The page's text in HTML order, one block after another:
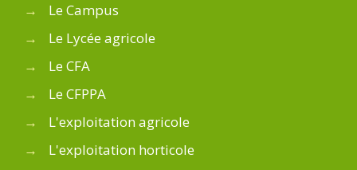
→
Le Campus
→
Le Lycée agricole
→
Le CFA
→
Le CFPPA
→
L'exploitation agricole
→
L'exploitation horticole